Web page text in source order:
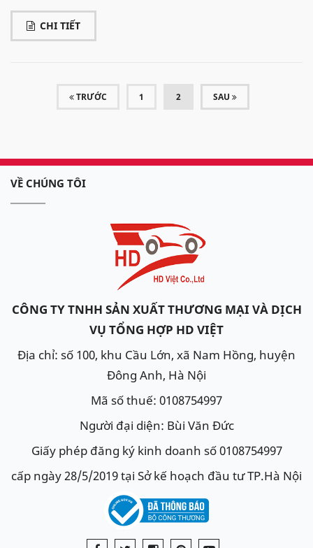
CHI TIẾT
TRƯỚC 1 2(CURRENT)
SAU
VỀ CHÚNG TÔI
CÔNG TY TNHH SẢN XUẤT THƯƠNG MẠI VÀ DỊCH
VỤ TỔNG HỢP HD VIỆT
Địa chỉ: số 100, khu Cầu Lớn, xã Nam Hồng, huyện
Đông Anh, Hà Nội
Mã số thuế: 0108754997
Người đại diện: Bùi Văn Đức
Giấy phép đăng ký kinh doanh số 0108754997
cấp ngày 28/5/2019 tại Sở kế hoạch đầu tư TP.Hà Nội